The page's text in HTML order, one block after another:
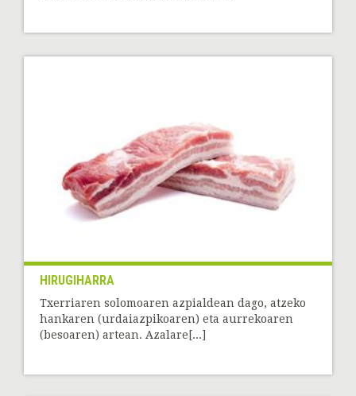
HIRUGIHARRA
Txerriaren solomoaren azpialdean dago, atzeko
hankaren (urdaiazpikoaren) eta aurrekoaren
(besoaren) artean. Azalare[...]